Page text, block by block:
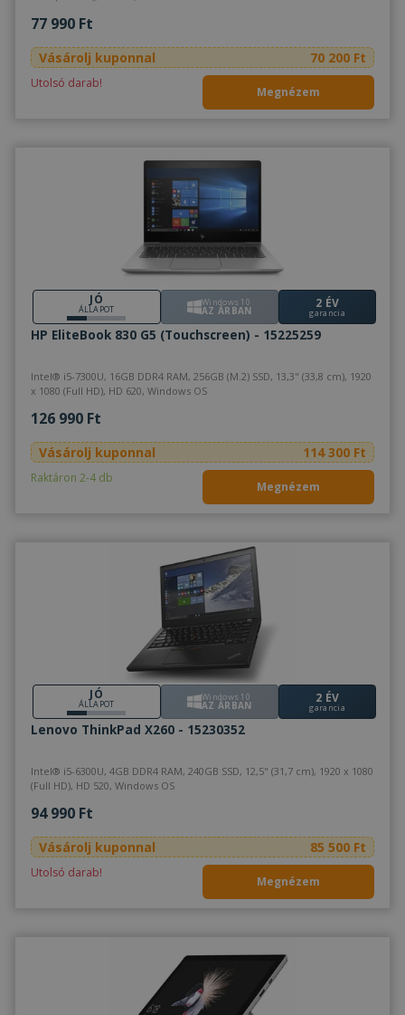
77 990 Ft
Vásárolj kuponnal 70 200 Ft
Utolsó darab!
Megnézem
JÓ
ÁLLAPOT
Windows 10
AZ ÁRBAN 2 ÉV
garancia
HP EliteBook 830 G5 (Touchscreen) - 15225259
Intel® i5-7300U, 16GB DDR4 RAM, 256GB (M.2) SSD, 13,3" (33,8 cm), 1920
x 1080 (Full HD), HD 620, Windows OS
126 990 Ft
Vásárolj kuponnal 114 300 Ft
Raktáron 2-4 db
Megnézem
JÓ
ÁLLAPOT
Windows 10
AZ ÁRBAN 2 ÉV
garancia
Lenovo ThinkPad X260 - 15230352
Intel® i5-6300U, 4GB DDR4 RAM, 240GB SSD, 12,5" (31,7 cm), 1920 x 1080
(Full HD), HD 520, Windows OS
94 990 Ft
Vásárolj kuponnal 85 500 Ft
Utolsó darab!
Megnézem